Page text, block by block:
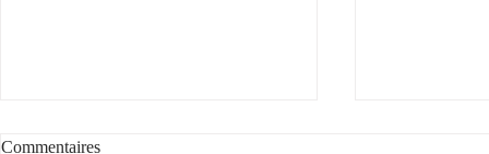
Voyez la vie en rose
Commentaires